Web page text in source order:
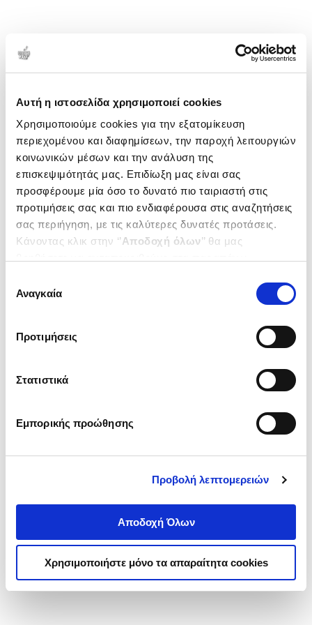
Αυτή η ιστοσελίδα χρησιμοποιεί cookies
Χρησιμοποιούμε cookies για την εξατομίκευση
περιεχομένου και διαφημίσεων, την παροχή λειτουργιών
κοινωνικών μέσων και την ανάλυση της
επισκεψιμότητάς μας. Επιδίωξη μας είναι σας
προσφέρουμε μία όσο το δυνατό πιο ταιριαστή στις
προτιμήσεις σας και πιο ενδιαφέρουσα στις αναζητήσεις
σας περιήγηση, με τις καλύτερες δυνατές προτάσεις.
Κάνοντας κλικ στην ‘’Αποδοχή όλων’’ θα μας
ενδιαφέρουν και να επιλέξετε από τα παρακάτω με την
΄΄και να ενημερωθείτε σχετικά με
συγκατάθεσης
Αναγκαία
Προτιμήσεις
Στατιστικά
Εμπορικής προώθησης
Προβολή λεπτομερειών
Αποδοχή Όλων
Χρησιμοποιήστε μόνο τα απαραίτητα cookies